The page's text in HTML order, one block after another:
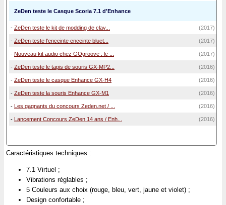
ZeDen teste le Casque Scoria 7.1 d'Enhance
- ZeDen teste le kit de modding de clav... (2017)
- ZeDen teste l'enceinte enceinte bluet... (2017)
- Nouveau kit audio chez GOgroove : le ... (2017)
- ZeDen teste le tapis de souris GX-MP2... (2016)
- ZeDen teste le casque Enhance GX-H4 (2016)
- ZeDen teste la souris Enhance GX-M1 (2016)
- Les gagnants du concours Zeden.net / ... (2016)
- Lancement Concours ZeDen 14 ans / Enh... (2016)
Caractéristiques techniques :
7.1 Virtuel ;
Vibrations réglables ;
5 Couleurs aux choix (rouge, bleu, vert, jaune et violet) ;
Design confortable ;